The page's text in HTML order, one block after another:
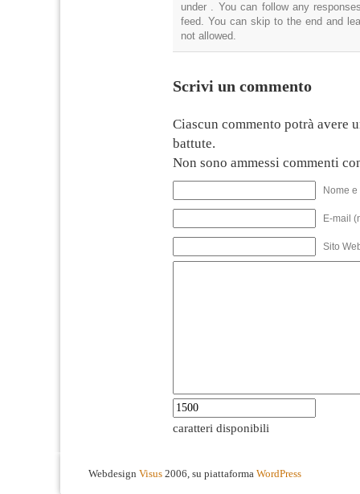
under . You can follow any
feed. You can skip to the end and
not allowed.
Scrivi un commento
Ciascun commento potrà avere
battute.
Non sono ammessi commenti
Nome
E-mail
Sito
caratteri disponibili
Webdesign Visus 2006, su piattaforma WordPress